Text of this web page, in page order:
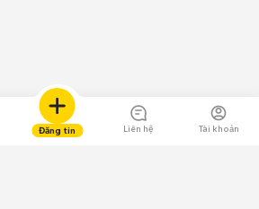
Đăng tin Liên hệ Tài khoản